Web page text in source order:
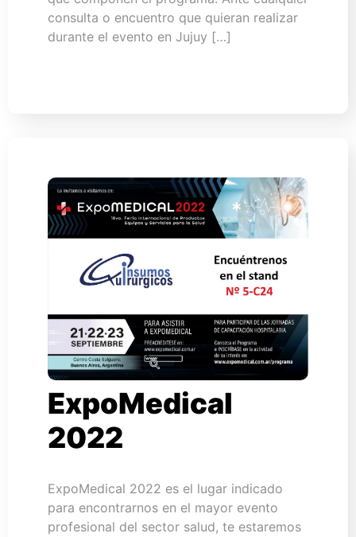
consulta o encuentro que quieran realizar
durante el evento en Jujuy […]
ExpoMedical
2022
ExpoMedical 2022 es el lugar indicado
para encontrarnos en el mayor evento
profesional del sector salud, te estaremos